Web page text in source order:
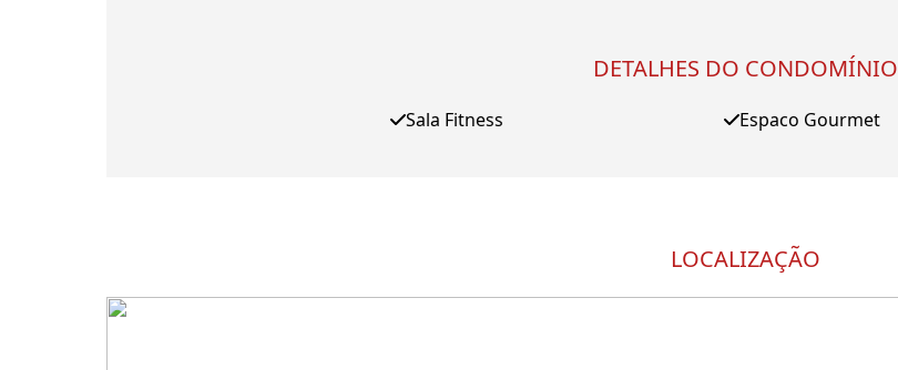
DETALHES DO CONDOMÍNIO
Sala Fitness Espaco Gourmet
LOCALIZAÇÃO